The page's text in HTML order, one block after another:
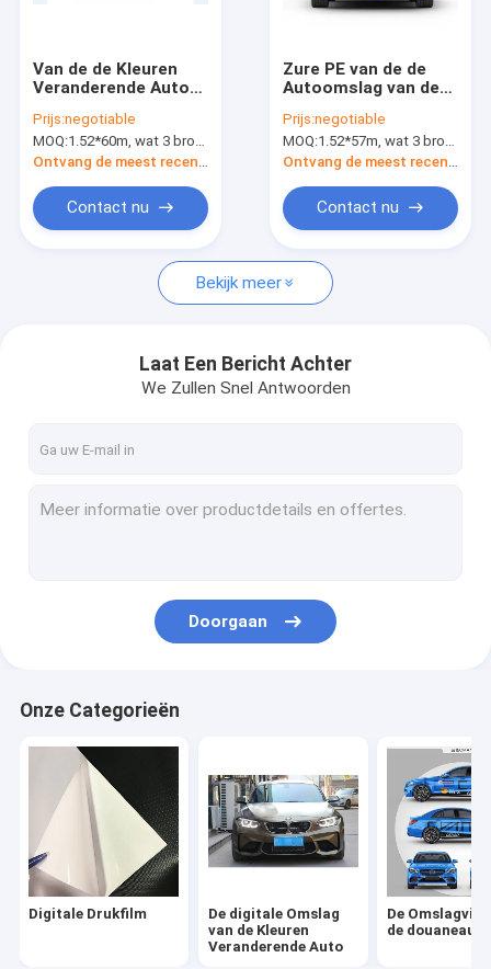
Nieuws
Verzoek om een Citaat
Digitale Drukfilm
De Omslagvinyl van de douaneauto
TPU-de Beschermingsfilm van de Autoverf
Van de de Kleuren
Veranderende Auto
driehoeksvrijheid de
Digitale Voering van
het de Omslag
Prijs:negotiable
MOQ:1.52*60m, wat 3 broodjes van 1.52*20m betekent
Ontvang de meest recente Prijs
Contact nu
Zure PE van de de
Autoomslag van de
Kleur Veranderende
Dubbele Bellen Vrije
Voering
Prijs:negotiable
MOQ:1.52*57m, wat 3 broodjes van 1.52*19m betekent
Ontvang de meest recente Prijs
Contact nu
Bekijk meer
Laat Een Bericht Achter
We Zullen Snel Antwoorden
Doorgaan
Onze Categorieën
Digitale Drukfilm
De digitale Omslag
van de Kleuren
Veranderende Auto
De
de douaneauto